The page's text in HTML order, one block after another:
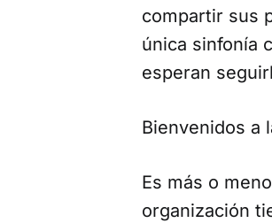
compartir sus
única sinfonía
esperan
Bienvenidos a
Es más o
organización